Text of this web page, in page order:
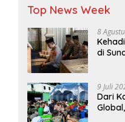
Top News Week
8
di
9 Juli
Dari